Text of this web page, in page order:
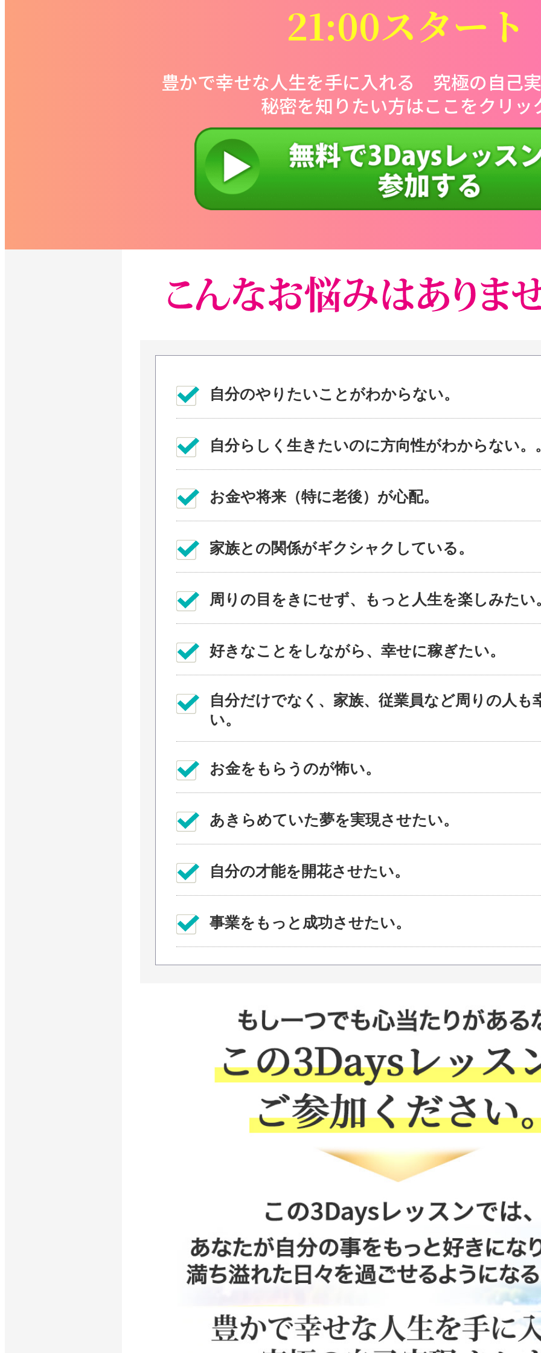
21:00スタート
豊かで幸せな人生を手に入れる 究極の自己
秘密を知りたい方はここをクリッ
自分のやりたいことがわからない。
自分らしく生きたいのに方向性がわからない。
お金や将来（特に老後）が心配。
家族との関係がギクシャクしている。
周りの目をきにせず、もっと人生を楽しみたい
好きなことをしながら、幸せに稼ぎたい。
自分だけでなく、家族、従業員など周りの人も
い。
お金をもらうのが怖い。
あきらめていた夢を実現させたい。
自分の才能を開花させたい。
事業をもっと成功させたい。